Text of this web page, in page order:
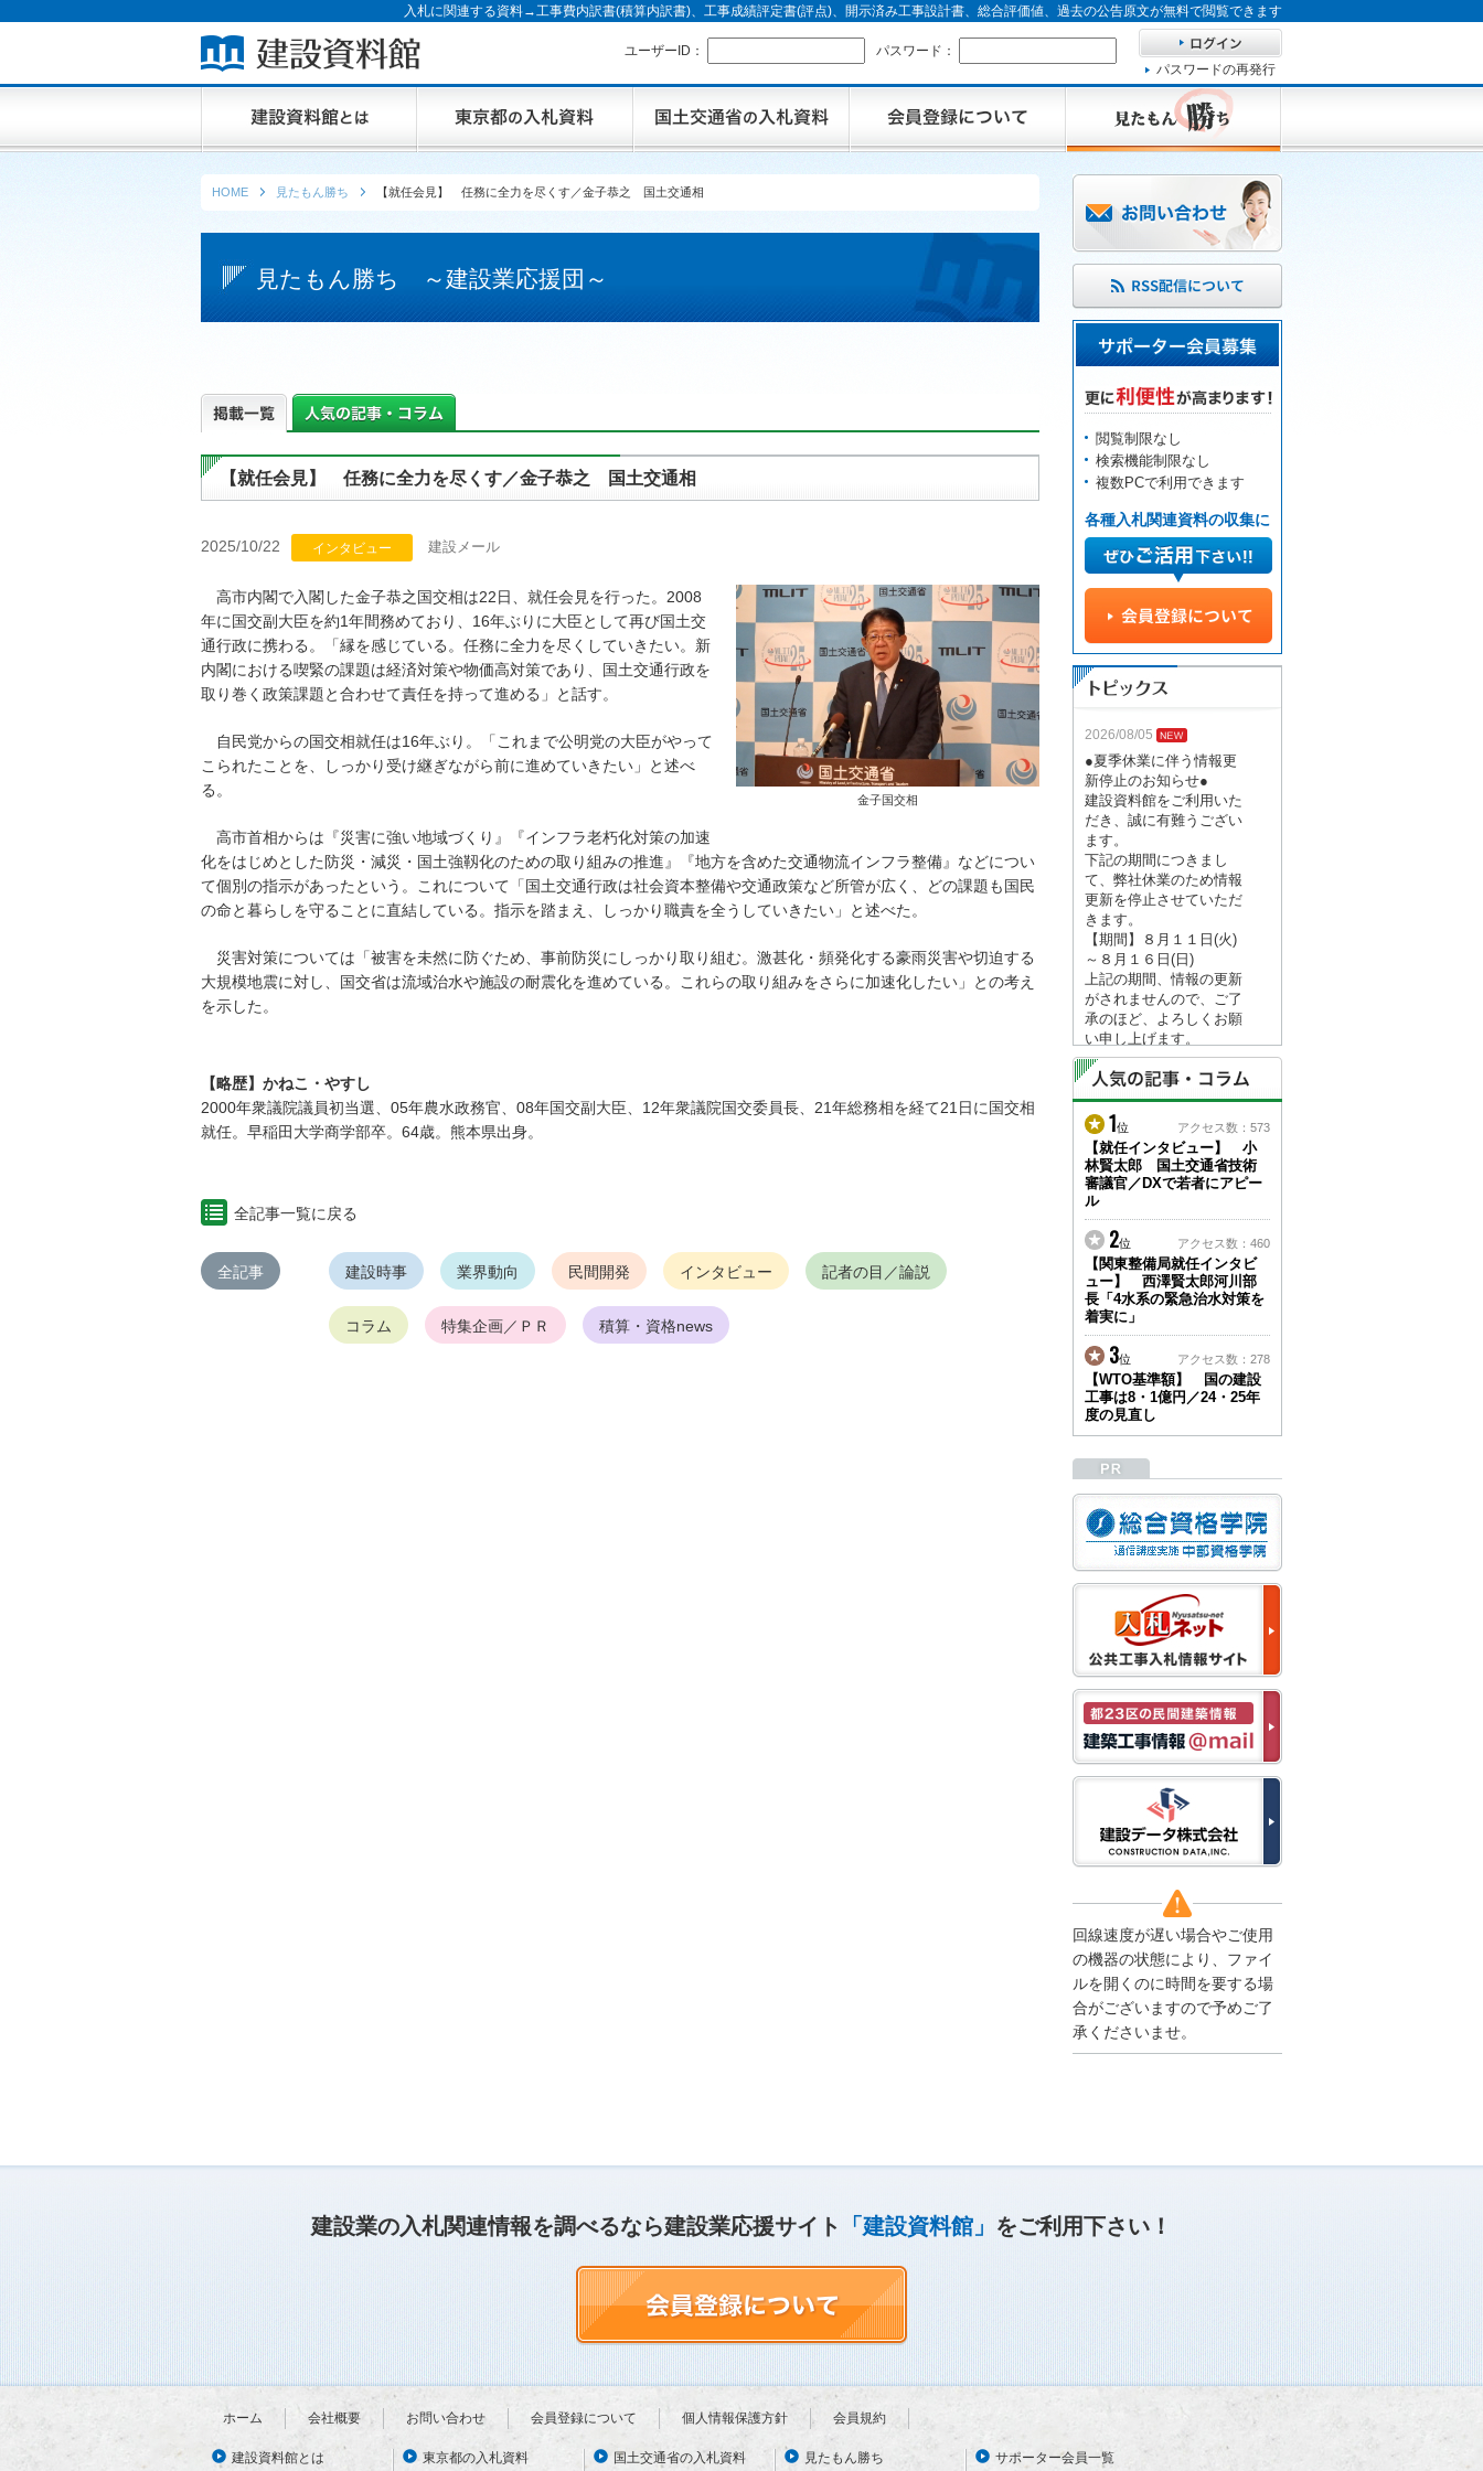
入札に関連する資料→工事費内訳書(積算内訳書)、工事成績評定書(評点)、開示済み工事設計書、総合評価値、過去の公告原文が無料で閲覧できます
ユーザーID：
パスワード：
パスワードの再発行
HOME 見たもん勝ち 【就任会見】 任務に全力を尽くす／金子恭之 国土交通相
見たもん勝ち ～建設業応援団～
【就任会見】 任務に全力を尽くす／金子恭之 国土交通相
2025/10/22 インタビュー 建設メール
金子国交相
高市内閣で入閣した金子恭之国交相は22日、就任会見を行った。2008
年に国交副大臣を約1年間務めており、16年ぶりに大臣として再び国土交
通行政に携わる。「縁を感じている。任務に全力を尽くしていきたい。新
内閣における喫緊の課題は経済対策や物価高対策であり、国土交通行政を
取り巻く政策課題と合わせて責任を持って進める」と話す。
自民党からの国交相就任は16年ぶり。「これまで公明党の大臣がやって
こられたことを、しっかり受け継ぎながら前に進めていきたい」と述べ
る。
高市首相からは『災害に強い地域づくり』『インフラ老朽化対策の加速
化をはじめとした防災・減災・国土強靱化のための取り組みの推進』『地方を含めた交通物流インフラ整備』などについ
て個別の指示があったという。これについて「国土交通行政は社会資本整備や交通政策など所管が広く、どの課題も国民
の命と暮らしを守ることに直結している。指示を踏まえ、しっかり職責を全うしていきたい」と述べた。
災害対策については「被害を未然に防ぐため、事前防災にしっかり取り組む。激甚化・頻発化する豪雨災害や切迫する
大規模地震に対し、国交省は流域治水や施設の耐震化を進めている。これらの取り組みをさらに加速化したい」との考え
を示した。
【略歴】かねこ・やすし
2000年衆議院議員初当選、05年農水政務官、08年国交副大臣、12年衆議院国交委員長、21年総務相を経て21日に国交相
就任。早稲田大学商学部卒。64歳。熊本県出身。
全記事一覧に戻る
全記事 建設時事 業界動向 民間開発 インタビュー 記者の目／論説
コラム 特集企画／ＰＲ 積算・資格news
閲覧制限なし
検索機能制限なし
複数PCで利用できます
各種入札関連資料の収集に
2026/08/05
●夏季休業に伴う情報更
新停止のお知らせ●
建設資料館をご利用いた
だき、誠に有難うござい
ます。
下記の期間につきまし
て、弊社休業のため情報
更新を停止させていただ
きます。
【期間】８月１１日(火)
～８月１６日(日)
上記の期間、情報の更新
がされませんので、ご了
承のほど、よろしくお願
い申し上げます。
なお、情報は８月１７日
(月)より登録されます。
2026/04/23
●ゴールデンウィークに
伴う情報更新停止のお知
らせ(05/02～05/10)●
ユーザー各位
建設資料館をご利用いた
だき、誠に有難うござい
ます。
下記の期間につきまし
て、弊社休業のため情報
更新を停止させていただ
きます。
【期間】５月２日(土)～
５月１０日(日)
上記の期間、情報の更新
がされませんので、ご了
い申し上げます。
から通常通り運営いたし
ます。
2025/12/22
●年末年始に伴う情報更
新停止のお知らせ●
建設資料館をご利用いた
だき、誠に有難うござい
ます。
下記の期間につきまし
て、弊社休業のため情報
更新を停止させていただ
きます。
【期間】１２月２７日
(土)～１月４日(日)
上記の期間、情報の更新
がされませんので、ご了
承のほど、よろしくお願
なお、情報は１月５日
(月)より登録されます。
2025/08/04
●夏季休業に伴う情報更
新停止のお知らせ●
建設資料館をご利用いた
だき、誠に有難うござい
がされませんので、ご了
承のほど、よろしくお願
伴う情報更新停止のお知
らせ(04/26～04/29、05/0
ユーザー各位
1位 アクセス数：573
【就任インタビュー】 小
林賢太郎 国土交通省技術
審議官／DXで若者にアピー
ル
2位 アクセス数：460
【関東整備局就任インタビ
ュー】 西澤賢太郎河川部
長「4水系の緊急治水対策を
着実に」
3位 アクセス数：278
【WTO基準額】 国の建設
工事は8・1億円／24・25年
度の見直し
回線速度が遅い場合やご使用
の機器の状態により、ファイ
ルを開くのに時間を要する場
合がございますので予めご了
承くださいませ。
建設業の入札関連情報を調べるなら建設業応援サイト 「建設資料館」 をご利用下さい！
ホーム 会社概要 お問い合わせ 会員登録について 個人情報保護方針 会員規約
建設資料館とは 東京都の入札資料 国土交通省の入札資料 見たもん勝ち サポーター会員一覧